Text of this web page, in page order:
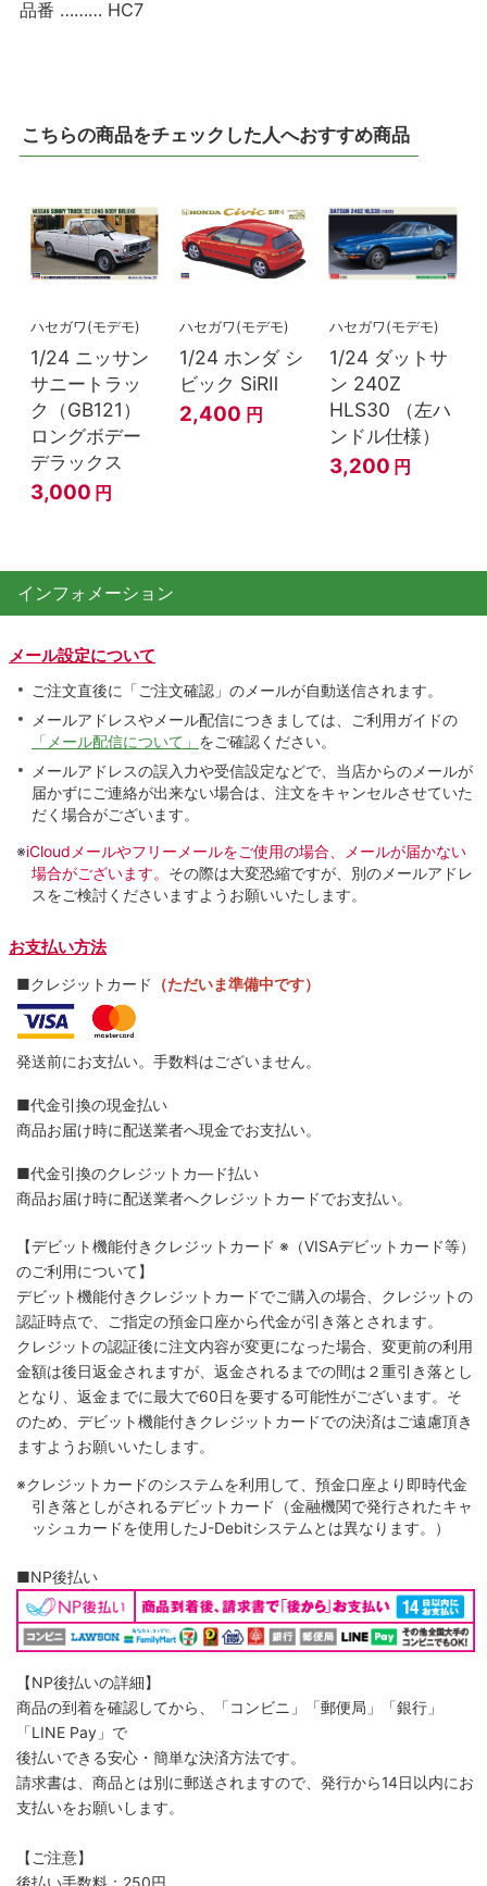
品番 ……… HC7
こちらの商品をチェックした人へおすすめ商品
ハセガワ(モデモ)
1/24 ニッサン
サニートラッ
ク（GB121）
ロングボデー
デラックス
3,000 円
ハセガワ(モデモ)
1/24 ホンダ シ
ビック SiRⅡ
2,400 円
ハセガワ(モデモ)
1/24 ダットサ
ン 240Z
HLS30 （左ハ
ンドル仕様）
3,200 円
インフォメーション
メール設定について
ご注文直後に「ご注文確認」のメールが自動送信されます。
メールアドレスやメール配信につきましては、ご利用ガイドの
「メール配信について」 をご確認ください。
メールアドレスの誤入力や受信設定などで、当店からのメールが
届かずにご連絡が出来ない場合は、注文をキャンセルさせていた
だく場合がございます。
※iCloudメールやフリーメールをご使用の場合、メールが届かない
場合がございます。 その際は大変恐縮ですが、別のメールアドレ
スをご検討くださいますようお願いいたします。
お支払い方法
■クレジットカード （ただいま準備中です）
発送前にお支払い。手数料はございません。
■代金引換の現金払い
商品お届け時に配送業者へ現金でお支払い。
■代金引換のクレジットカ―ド払い
商品お届け時に配送業者へクレジットカードでお支払い。
【デビット機能付きクレジットカード ※（VISAデビットカード等）
のご利用について】
デビット機能付きクレジットカードでご購入の場合、クレジットの
認証時点で、ご指定の預金口座から代金が引き落とされます。
クレジットの認証後に注文内容が変更になった場合、変更前の利用
金額は後日返金されますが、返金されるまでの間は２重引き落とし
となり、返金までに最大で60日を要する可能性がございます。そ
のため、デビット機能付きクレジットカードでの決済はご遠慮頂き
ますようお願いいたします。
※クレジットカードのシステムを利用して、預金口座より即時代金
引き落としがされるデビットカード（金融機関で発行されたキャ
ッシュカードを使用したJ-Debitシステムとは異なります。）
■NP後払い
【NP後払いの詳細】
商品の到着を確認してから、「コンビニ」「郵便局」「銀行」
「LINE Pay」で
後払いできる安心・簡単な決済方法です。
請求書は、商品とは別に郵送されますので、発行から14日以内にお
支払いをお願いします。
【ご注意】